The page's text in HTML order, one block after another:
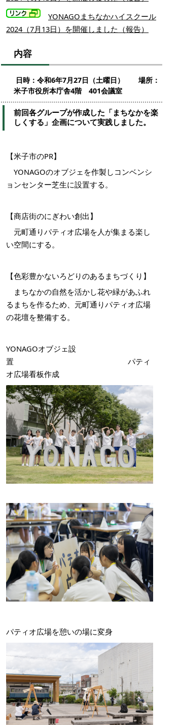
YONAGOまちなかハイスクール
2024（7月13日）を開催しました（報告）
内容
日時：令和6年7月27日（土曜日） 場所：
米子市役所本庁舎4階 401会議室
前回各グループが作成した「まちなかを楽
しくする」企画について実践しました。
【米子市のPR】
YONAGOのオブジェを作製しコンベンシ
ョンセンター芝生に設置する。
【商店街のにぎわい創出】
元町通りパティオ広場を人が集まる楽し
い空間にする。
【色彩豊かないろどりのあるまちづくり】
まちなかの自然を活かし花や緑があふれ
るまちを作るため、元町通りパティオ広場
の花壇を整備する。
YONAGOオブジェ設
置 パティ
オ広場看板作成
パティオ広場を憩いの場に変身